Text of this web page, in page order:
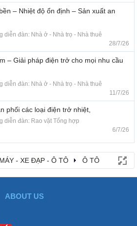
– Nhiệt độ ổn định – Sản xuất an
diễn đàn: Nhà ở - Nhà trọ - Nhà thuê
28/7/26
– Giải pháp điện trở cho mọi nhu cầu
diễn đàn: Nhà ở - Nhà trọ - Nhà thuê
11/7/26
phối các loại điện trở nhiệt,
diễn đàn: Rao vặt Tổng hợp
6/7/26
- XE ĐẠP - Ô TÔ Ô TÔ
ABOUT US